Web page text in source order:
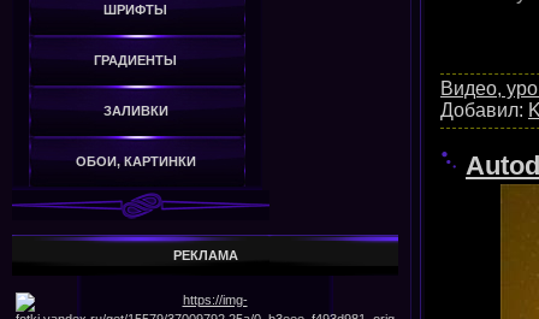
ШРИФТЫ
ГРАДИЕНТЫ
ЗАЛИВКИ
ОБОИ, КАРТИНКИ
РЕКЛАМА
Видео,
Добавил: